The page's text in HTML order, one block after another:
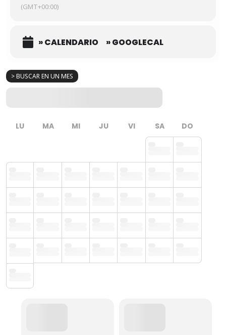
> BUSCAR EN UN MES
LU MA MI JU VI SA DO
(GMT+00:00)
» CALENDARIO » GOOGLECAL